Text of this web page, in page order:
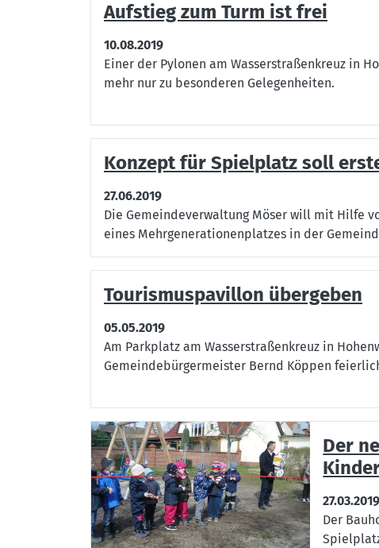
Aufstieg zum Turm ist frei
10.08.2019
Einer der Pylonen am Wasserstraßenkreuz in
mehr nur zu besonderen Gelegenheiten.
Konzept für Spielplatz soll
27.06.2019
Die Gemeindeverwaltung Möser will mit Hilfe
eines Mehrgenerationenplatzes in der
Tourismuspavillon übergeben
05.05.2019
Am Parkplatz am Wasserstraßenkreuz in
Gemeindebürgermeister Bernd Köppen
Der
27.03.2019
Der